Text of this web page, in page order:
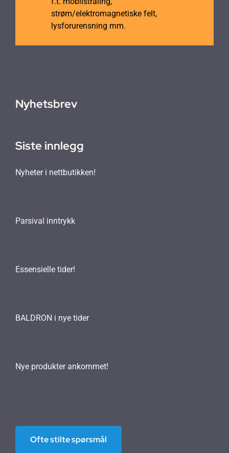
strøm/elektromagnetiske felt,
lysforurensning mm.
Nyhetsbrev
Siste innlegg
Nyheter i nettbutikken!
Parsival inntrykk
Essensielle tider!
BALDRON i nye tider
Nye produkter ankommet!
Ofte stilte spørsmål